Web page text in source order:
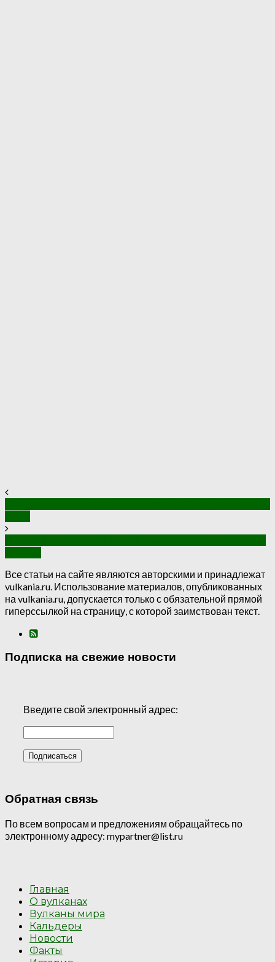
Все статьи на сайте являются авторскими и принадлежат
vulkania.ru. Использование материалов, опубликованных
на vulkania.ru, допускается только с обязательной прямой
гиперссылкой на страницу, с которой заимствован текст.
Подписка на свежие новости
Введите свой электронный адрес:
Обратная связь
По всем вопросам и предложениям обращайтесь по
электронному адресу: mypartner@list.ru
Главная
О вулканах
Вулканы мира
Кальдеры
Новости
Факты